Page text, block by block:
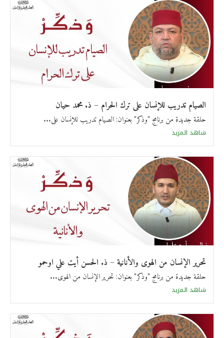
الصيام تدريب للإنسان على ترك الحرام – ذ. محمد حيان
حلقة جديدة من برنامج "وذكر" بعنوان: الصيام تدريب للإنسان على...
شاهد المزيد
تحرير الإنسان من الهوى والأنانية – ذ. الحسن أيت علي اوحمو
حلقة جديدة من برنامج "وذكر" بعنوان: تحرير الإنسان من الهوى...
شاهد المزيد